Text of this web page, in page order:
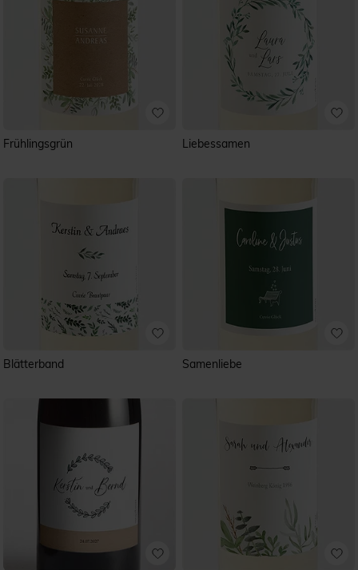
Frühlingsgrün Liebessamen
Blätterband Samenliebe